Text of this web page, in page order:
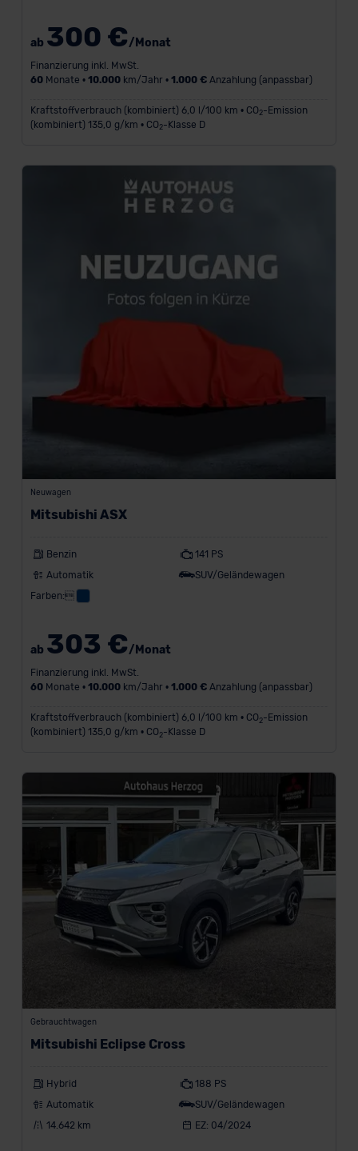
ab 300 €/Monat
Finanzierung inkl. MwSt.
60Monate • 10.000km/Jahr • 1.000 €Anzahlung (anpassbar)
Kraftstoffverbrauch (kombiniert) 6,0 l/100 km • CO2-Emission
(kombiniert) 135,0 g/km • CO2-Klasse D
Neuwagen
Mitsubishi ASX
Benzin
141 PS
Automatik
SUV/Geländewagen
Farben:
ab 303 €/Monat
Finanzierung inkl. MwSt.
60Monate • 10.000km/Jahr • 1.000 €Anzahlung (anpassbar)
Kraftstoffverbrauch (kombiniert) 6,0 l/100 km • CO 2-Emission
(kombiniert) 135,0 g/km • CO 2-Klasse D
Gebrauchtwagen
Mitsubishi Eclipse Cross
Hybrid
188 PS
Automatik
SUV/Geländewagen
14.642 km
EZ: 04/2024